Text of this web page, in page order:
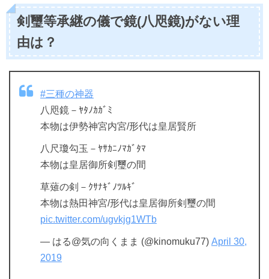
剣璽等承継の儀で鏡(八咫鏡)がない理
由は？
#三種の神器
八咫鏡－ﾔﾀﾉｶｶﾞﾐ
本物は伊勢神宮内宮/形代は皇居賢所
八尺瓊勾玉－ﾔｻｶﾆﾉﾏｶﾞﾀﾏ
本物は皇居御所剣璽の間
草薙の剣－ｸｻﾅｷﾞﾉﾂﾙｷﾞ
本物は熱田神宮/形代は皇居御所剣璽の間
pic.twitter.com/ugvkjg1WTb
— はる@気の向くまま (@kinomuku77) April 30,
2019